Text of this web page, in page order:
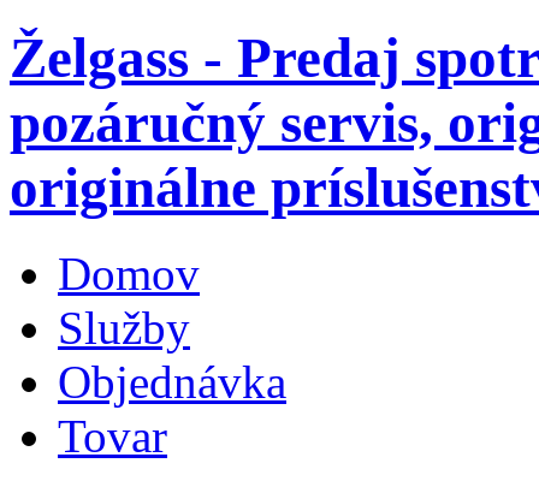
Želgass - Predaj
pozáručný servis,
originálne
Domov
Služby
Objednávka
Tovar